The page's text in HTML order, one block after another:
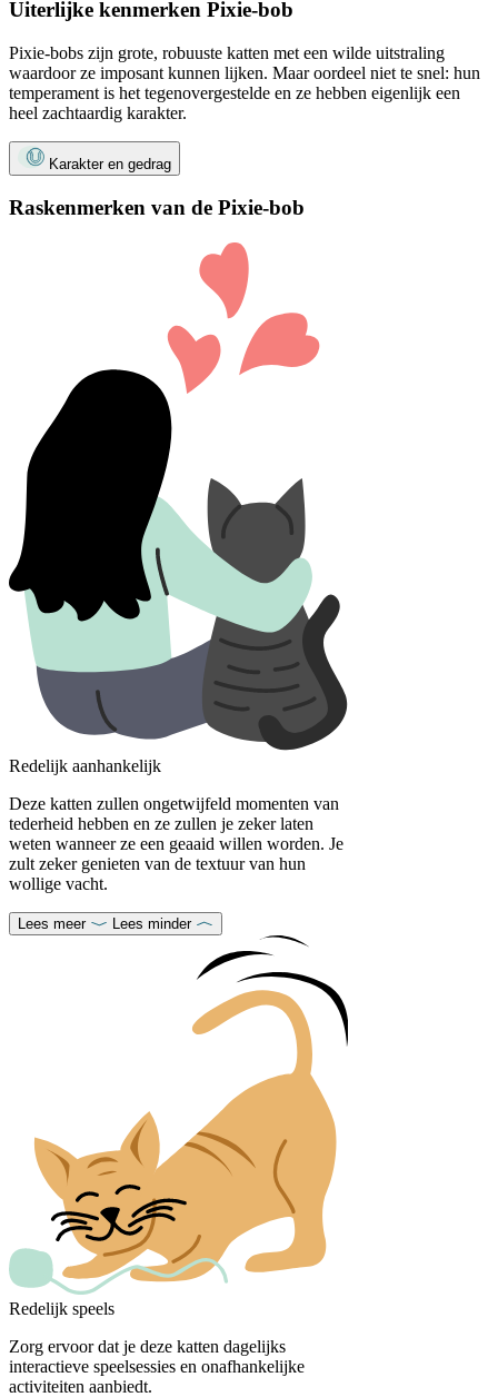
Uiterlijke kenmerken Pixie-bob
Pixie-bobs zijn grote, robuuste katten met een wilde uitstraling
waardoor ze imposant kunnen lijken. Maar oordeel niet te snel: hun
temperament is het tegenovergestelde en ze hebben eigenlijk een
heel zachtaardig karakter.
Karakter en gedrag
Raskenmerken van de Pixie-bob
Redelijk aanhankelijk
Deze katten zullen ongetwijfeld momenten van
tederheid hebben en ze zullen je zeker laten
weten wanneer ze een geaaid willen worden. Je
zult zeker genieten van de textuur van hun
wollige vacht.
Lees meer Lees minder
Redelijk speels
Zorg ervoor dat je deze katten dagelijks
interactieve speelsessies en onafhankelijke
activiteiten aanbiedt.